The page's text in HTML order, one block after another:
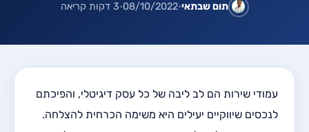
תום שבתאי•
08/10/2022
•3 דקות קריאה
עמודי שירות הם לב ליבה של כל עסק דיגיטלי, והפיכתם
לנכסים שיווקיים יעילים היא משימה הכרחית להצלחה.